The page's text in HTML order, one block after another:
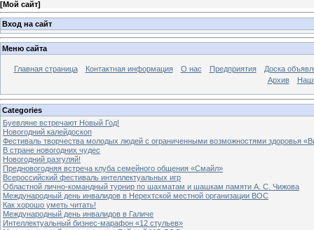
[Мой сайт]
Вход на сайт
Меню сайта
Главная страница Контактная информация О нас Предприятия
Доска
Архив
Categories
Буевляне встречают Новый Год!
Новогодний калейдоскоп
Фестиваль творчества молодых людей с ограниченными возможностями здоровья
В стране новогодних чудес
Новогодний разгуляй!
Предновогодняя встреча клуба семейного общения «Смайл»
Всероссийский фестиваль интеллектуальных игр
Областной лично-командный турнир по шахматам и шашкам памяти А. С. Чижова
Международный день инвалидов в Нерехтской местной организации ВОС
Как хорошо уметь читать!
Международный день инвалидов в Галиче
Интеллектуальный бизнес-марафон «12 стульев»